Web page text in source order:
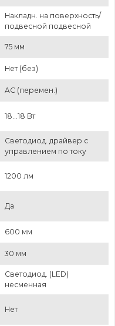
Накладн. на поверхность/
подвесной подвесной
75 мм
Нет (без)
AC (перемен.)
18...18 Вт
Светодиод. драйвер с
управлением по току
1200 лм
Да
600 мм
30 мм
Светодиод. (LED)
несменная
Нет